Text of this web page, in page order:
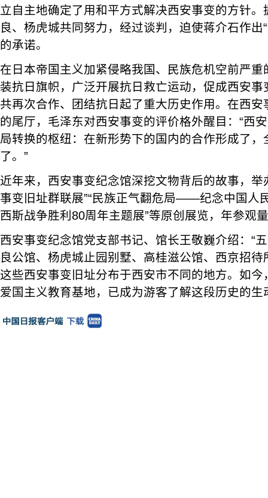
立自主地确定了用和平方式解决西安事变的方针
良、杨虎城共同努力，经过谈判，迫使蒋介石作出
的承诺。
在日本帝国主义加紧侵略我国、民族危机空前严
装抗日旗帜，广泛开展抗日救亡运动，促成西安
共再次合作、团结抗日起了重大历史作用。在西
的尾厅，毛泽东对西安事变的评价格外醒目：“西
局转换的枢纽：在新形势下的国内的合作形成了
了。”
近年来，西安事变纪念馆深挖文物背后的故事，
事变旧址群联展”“民族正气翻危局——纪念中国人
西斯战争胜利80周年主题展”等原创展览，年参观
西安事变纪念馆党支部书记、馆长王敬巍介绍：“
良公馆、杨虎城止园别墅、高桂滋公馆、西京招
这些西安事变旧址分布于西安市不同的地方。如
爱国主义教育基地，已成为游客了解这段历史的生